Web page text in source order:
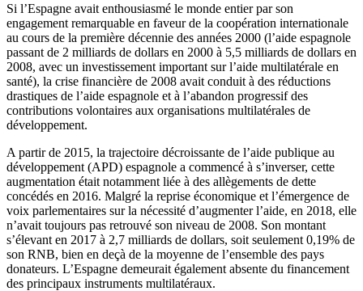
Si l’Espagne avait enthousiasmé le monde entier par son
engagement remarquable en faveur de la coopération internationale
au cours de la première décennie des années 2000 (l’aide espagnole
passant de 2 milliards de dollars en 2000 à 5,5 milliards de dollars en
2008, avec un investissement important sur l’aide multilatérale en
santé), la crise financière de 2008 avait conduit à des réductions
drastiques de l’aide espagnole et à l’abandon progressif des
contributions volontaires aux organisations multilatérales de
développement.
A partir de 2015, la trajectoire décroissante de l’aide publique au
développement (APD) espagnole a commencé à s’inverser, cette
augmentation était notamment liée à des allègements de dette
concédés en 2016. Malgré la reprise économique et l’émergence de
voix parlementaires sur la nécessité d’augmenter l’aide, en 2018, elle
n’avait toujours pas retrouvé son niveau de 2008. Son montant
s’élevant en 2017 à 2,7 milliards de dollars, soit seulement 0,19% de
son RNB, bien en deçà de la moyenne de l’ensemble des pays
donateurs. L’Espagne demeurait également absente du financement
des principaux instruments multilatéraux.